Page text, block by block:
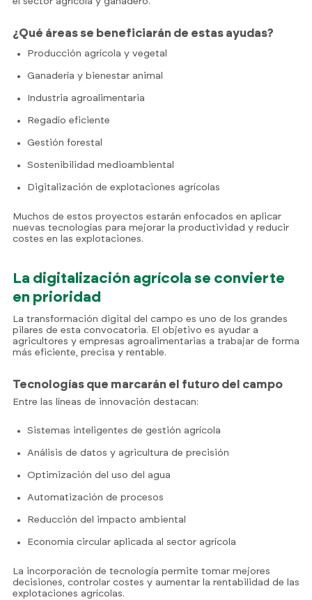
¿Qué áreas se beneficiarán de estas ayudas?
Producción agrícola y vegetal
Ganadería y bienestar animal
Industria agroalimentaria
Regadío eficiente
Gestión forestal
Sostenibilidad medioambiental
Digitalización de explotaciones agrícolas
Muchos de estos proyectos estarán enfocados en aplicar
nuevas tecnologías para mejorar la productividad y reducir
costes en las explotaciones.
La digitalización agrícola se convierte
en prioridad
La transformación digital del campo es uno de los grandes
pilares de esta convocatoria. El objetivo es ayudar a
agricultores y empresas agroalimentarias a trabajar de forma
más eficiente, precisa y rentable.
Tecnologías que marcarán el futuro del campo
Entre las líneas de innovación destacan:
Sistemas inteligentes de gestión agrícola
Análisis de datos y agricultura de precisión
Optimización del uso del agua
Automatización de procesos
Reducción del impacto ambiental
Economía circular aplicada al sector agrícola
La incorporación de tecnología permite tomar mejores
decisiones, controlar costes y aumentar la rentabilidad de las
explotaciones agrícolas.